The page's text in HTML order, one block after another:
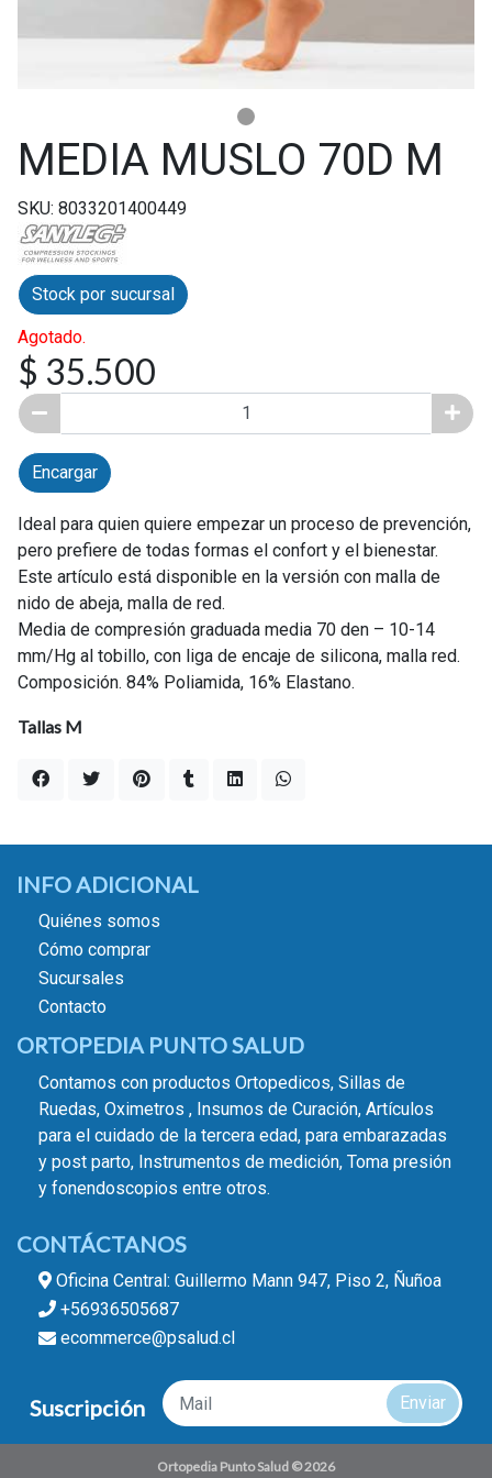
MEDIA MUSLO 70D M
SKU: 8033201400449
Stock por sucursal
Agotado.
$ 35.500
Encargar
Ideal para quien quiere empezar un proceso de prevención,
pero prefiere de todas formas el confort y el bienestar.
Este artículo está disponible en la versión con malla de
nido de abeja, malla de red.
Media de compresión graduada media 70 den – 10-14
mm/Hg al tobillo, con liga de encaje de silicona, malla red.
Composición. 84% Poliamida, 16% Elastano.
Tallas M
INFO ADICIONAL
Quiénes somos
Cómo comprar
Sucursales
Contacto
ORTOPEDIA PUNTO SALUD
Contamos con productos Ortopedicos, Sillas de
Ruedas, Oximetros , Insumos de Curación, Artículos
para el cuidado de la tercera edad, para embarazadas
y post parto, Instrumentos de medición, Toma presión
y fonendoscopios entre otros.
CONTÁCTANOS
Oficina Central: Guillermo Mann 947, Piso 2, Ñuñoa
+56936505687
ecommerce@psalud.cl
Suscripción Enviar
Ortopedia Punto Salud © 2026